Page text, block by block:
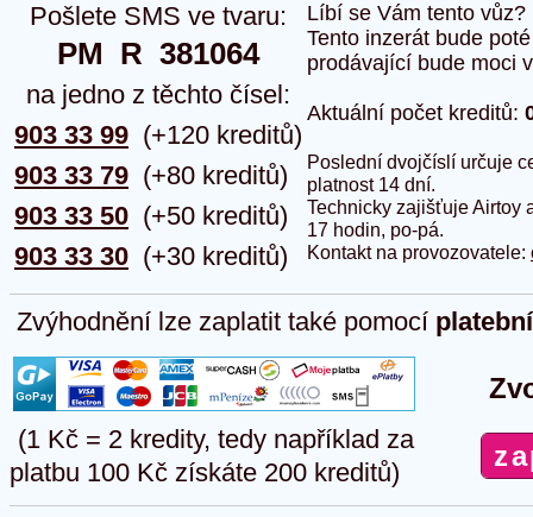
Pošlete SMS ve tvaru:
PM  R  381064
na jedno z těchto čísel:
903 33 99
903 33 79
903 33 50
903 33 30
(+120 kreditů)
(+80 kreditů)
(+50 kreditů)
(+30 kreditů)
Líbí se Vám tento
Tento inzerát bude
prodávající bude moci
Aktuální počet kreditů:
Poslední dvojčíslí určuje
platnost 14 dní.
Technicky zajišťuje Airtoy
17 hodin, po-pá.
Kontakt na provozovatele:
Zvýhodnění lze zaplatit také pomocí
(1 Kč = 2 kredity, tedy například za
platbu 100 Kč získáte 200 kreditů)